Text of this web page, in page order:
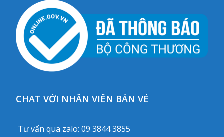
CHAT VỚI NHÂN VIÊN BÁN VÉ
Tư vấn qua zalo:09 3844 3855